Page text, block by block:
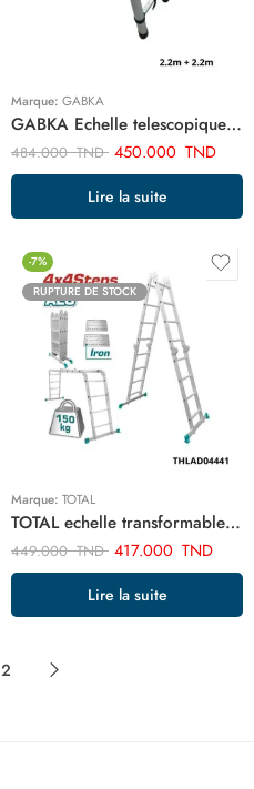
Marque: GABKA
GABKA Echelle telescopique articulee 4.4m GA58173
484.000TND 450.000 TND
Lire la suite
-7%
RUPTURE DE STOCK
Marque: TOTAL
TOTAL echelle transformable aluminium 4×4 75m THLAD04441
449.000TND 417.000 TND
Lire la suite
2